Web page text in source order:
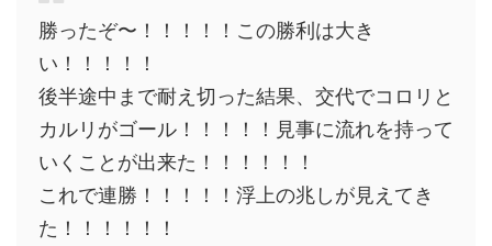
勝ったぞ〜！！！！！この勝利は大き
い！！！！！
後半途中まで耐え切った結果、交代でコロリと
カルリがゴール！！！！！見事に流れを持って
いくことが出来た！！！！！！
これで連勝！！！！！浮上の兆しが見えてき
た！！！！！！